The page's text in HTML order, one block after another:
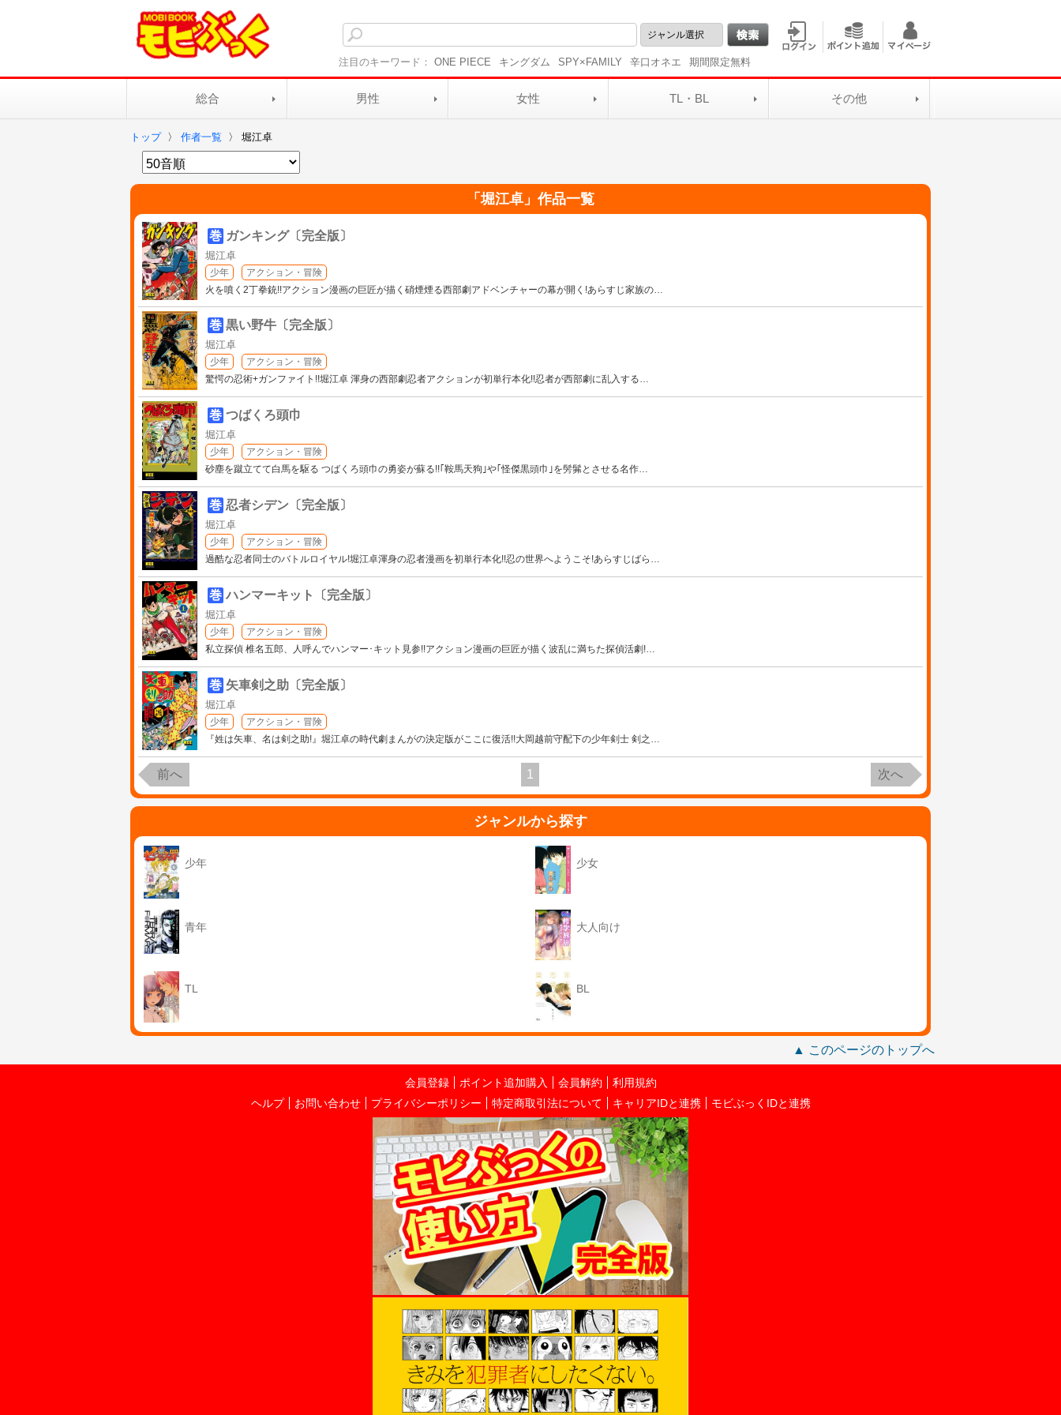
注目のキーワード： ONE PIECE キングダム SPY×FAMILY 辛口オネエ 期間限定無料
総合 男性 女性 TL・BL その他
トップ 〉 作者一覧 〉 堀江卓
「堀江卓」作品一覧
巻 ガンキング〔完全版〕
堀江卓
少年
アクション・冒険
火を噴く2丁拳銃!!アクション漫画の巨匠が描く硝煙煙る西部劇アドベンチャーの幕が開く!あらすじ家族の…
巻 黒い野牛〔完全版〕
堀江卓
少年
アクション・冒険
驚愕の忍術+ガンファイト!!堀江卓 渾身の西部劇忍者アクションが初単行本化!!忍者が西部劇に乱入する…
巻 つばくろ頭巾
堀江卓
少年
アクション・冒険
砂塵を蹴立てて白馬を駆る つばくろ頭巾の勇姿が蘇る!!｢鞍馬天狗｣や｢怪傑黒頭巾｣を髣髴とさせる名作…
巻 忍者シデン〔完全版〕
堀江卓
少年
アクション・冒険
過酷な忍者同士のバトルロイヤル!堀江卓渾身の忍者漫画を初単行本化!!忍の世界へようこそ!あらすじばら …
巻 ハンマーキット〔完全版〕
堀江卓
少年
アクション・冒険
私立探偵 椎名五郎、人呼んでハンマー･キット見参!!アクション漫画の巨匠が描く波乱に満ちた探偵活劇!…
巻 矢車剣之助〔完全版〕
堀江卓
少年
アクション・冒険
『姓は矢車、名は剣之助!』堀江卓の時代劇まんがの決定版がここに復活!!大岡越前守配下の少年剣士 剣之 …
前へ 1 次へ
ジャンルから探す
少年 少女
青年 大人向け
TL BL
▲ このページのトップへ
会員登録 ポイント追加購入 会員解約
利用規約
ヘルプ
お問い合わせ プライバシーポリシー 特定商取引法について キャリアIDと連携 モビぶっくIDと連携